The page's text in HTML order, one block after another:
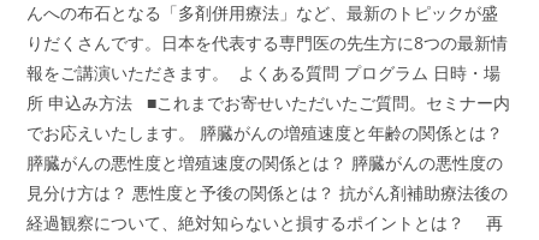
んへの布石となる「多剤併用療法」など、最新のトピックが盛
りだくさんです。日本を代表する専門医の先生方に8つの最新情
報をご講演いただきます。 よくある質問 プログラム 日時・場
所 申込み方法 ■これまでお寄せいただいたご質問。セミナー内
でお応えいたします。 膵臓がんの増殖速度と年齢の関係とは？
膵臓がんの悪性度と増殖速度の関係とは？ 膵臓がんの悪性度の
見分け方は？ 悪性度と予後の関係とは？ 抗がん剤補助療法後の
経過観察について、絶対知らないと損するポイントとは？ 再